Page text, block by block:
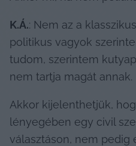
K.Á.: Nem az a
politikus vagyok
tudom, szerintem
nem tartja magát annak.
Akkor kijelenthetjük,
lényegében egy civil
választáson, nem pedig